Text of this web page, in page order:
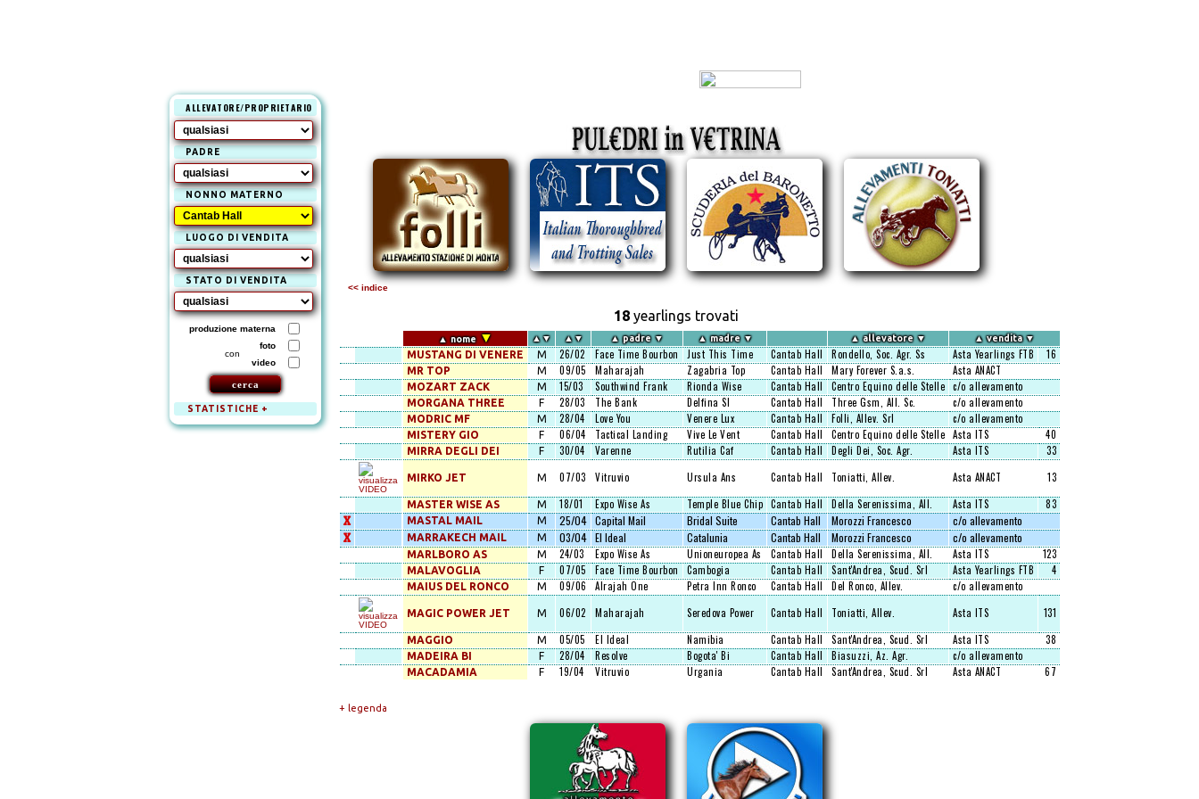
ALLEVATORE/PROPRIETARIO
PADRE
NONNO MATERNO
LUOGO DI VENDITA
STATO DI VENDITA
produzione materna
con
foto
video
STATISTICHE +
<< indice
18 yearlings trovati
▲ nome ▼ ▲▼ ▲▼ ▲ padre ▼ ▲ madre ▼ ▲ allevatore ▼ ▲vendita▼
MUSTANG DI VENERE M 26/02 Face Time Bourbon Just This Time Cantab Hall Rondello, Soc. Agr. Ss Asta Yearlings FTB 16
MR TOP M 09/05 Maharajah Zagabria Top Cantab Hall Mary Forever S.a.s. Asta ANACT
MOZART ZACK M 15/03 Southwind Frank Rionda Wise Cantab Hall Centro Equino delle Stelle c/o allevamento
MORGANA THREE F 28/03 The Bank Delfina Sl Cantab Hall Three Gsm, All. Sc. c/o allevamento
MODRIC MF M 28/04 Love You Venere Lux Cantab Hall Folli, Allev. Srl c/o allevamento
MISTERY GIO F 06/04 Tactical Landing Vive Le Vent Cantab Hall Centro Equino delle Stelle Asta ITS 40
MIRRA DEGLI DEI F 30/04 Varenne Rutilia Caf Cantab Hall Degli Dei, Soc. Agr. Asta ITS 33
MIRKO JET M 07/03 Vitruvio Ursula Ans Cantab Hall Toniatti, Allev. Asta ANACT 13
MASTER WISE AS M 18/01 Expo Wise As Temple Blue Chip Cantab Hall Della Serenissima, All. Asta ITS
83
X
MASTAL MAIL M 25/04 Capital Mail Bridal Suite Cantab Hall Morozzi Francesco c/o allevamento
X MARRAKECH MAIL M 03/04 El Ideal Catalunia Cantab Hall Morozzi Francesco c/o allevamento
MARLBORO AS M 24/03 Expo Wise As Unioneuropea As Cantab Hall Della Serenissima, All. Asta ITS 123
MALAVOGLIA F 07/05 Face Time Bourbon Cambogia Cantab Hall Sant'Andrea, Scud. Srl Asta Yearlings FTB 4
MAIUS DEL RONCO M 09/06 Alrajah One Petra Inn Ronco Cantab Hall Del Ronco, Allev. c/o allevamento
MAGIC POWER JET M 06/02 Maharajah Seredova Power Cantab Hall Toniatti, Allev. Asta ITS 131
MAGGIO M 05/05 El Ideal Namibia Cantab Hall Sant'Andrea, Scud. Srl Asta ITS 38
MADEIRA BI F 28/04 Resolve Bogota' Bi Cantab Hall Biasuzzi, Az. Agr. c/o allevamento
MACADAMIA F 19/04 Vitruvio Urgania Cantab Hall Sant'Andrea, Scud. Srl Asta ANACT 67
+ legenda